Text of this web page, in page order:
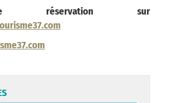
réservation sur